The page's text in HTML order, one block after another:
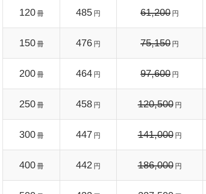
120 冊 485 円 61,200 円
150 冊 476 円 75,150 円
200 冊 464 円 97,600 円
250 冊 458 円 120,500 円
300 冊 447 円 141,000 円
400 冊 442 円 186,000 円